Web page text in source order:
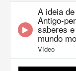
A ideia
Antigo-
saberes
mundo
Vídeo